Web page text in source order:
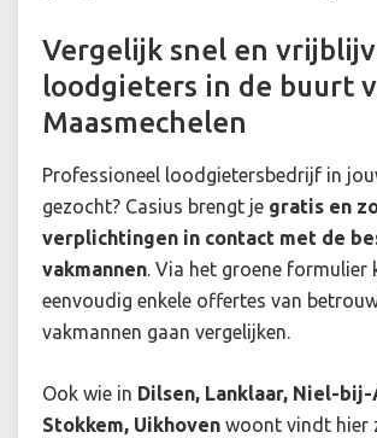
Vergelijk snel en
loodgieters in de buurt
Maasmechelen
Professioneel loodgietersbedrijf in
gezocht? Casius brengt je gratis en
verplichtingen in contact met de
vakmannen. Via het groene formulier
eenvoudig enkele offertes van
vakmannen gaan vergelijken.
Ook wie in Dilsen, Lanklaar, Niel-bij-
Stokkem, Uikhoven woont vindt hier